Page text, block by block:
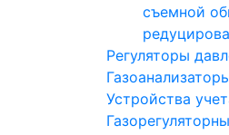
съемной
Регуляторы
Устройства